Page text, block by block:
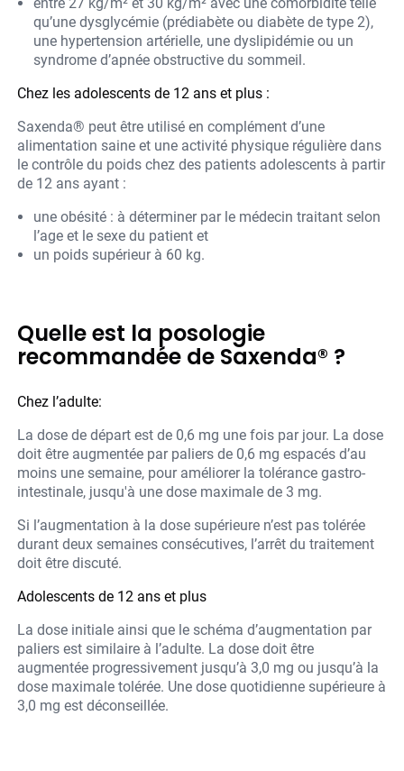
qu’une dysglycémie (prédiabète ou diabète de type 2),
une hypertension artérielle, une dyslipidémie ou un
syndrome d’apnée obstructive du sommeil.
Chez les adolescents de 12 ans et plus :
Saxenda® peut être utilisé en complément d’une
alimentation saine et une activité physique régulière dans
le contrôle du poids chez des patients adolescents à partir
de 12 ans ayant :
une obésité : à déterminer par le médecin traitant selon
l’age et le sexe du patient et
un poids supérieur à 60 kg.
Quelle est la posologie
recommandée de Saxenda® ?
Chez l’adulte:
La dose de départ est de 0,6 mg une fois par jour. La dose
doit être augmentée par paliers de 0,6 mg espacés d’au
moins une semaine, pour améliorer la tolérance gastro-
intestinale, jusqu'à une dose maximale de 3 mg.
Si l’augmentation à la dose supérieure n’est pas tolérée
durant deux semaines consécutives, l’arrêt du traitement
doit être discuté.
Adolescents de 12 ans et plus
La dose initiale ainsi que le schéma d’augmentation par
paliers est similaire à l’adulte. La dose doit être
augmentée progressivement jusqu’à 3,0 mg ou jusqu’à la
dose maximale tolérée. Une dose quotidienne supérieure à
3,0 mg est déconseillée.